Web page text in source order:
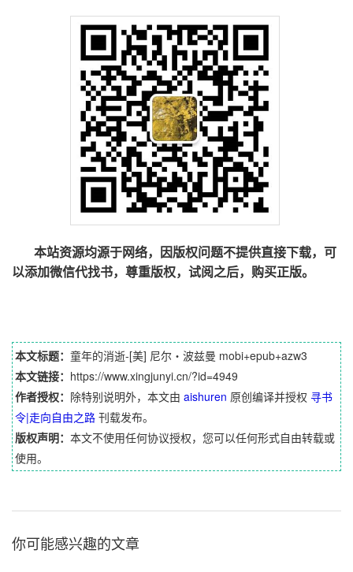
本站资源均源于网络，因版权问题不提供直接下载，可
以添加微信代找书，尊重版权，试阅之后，购买正版。
本文标题： 童年的消逝-[美] 尼尔・波兹曼 mobi+epub+azw3
本文链接： https://www.xingjunyi.cn/?id=4949
作者授权： 除特别说明外，本文由 aishuren 原创编译并授权 寻书
令|走向自由之路 刊载发布。
版权声明： 本文不使用任何协议授权，您可以任何形式自由转载或
使用。
你可能感兴趣的文章